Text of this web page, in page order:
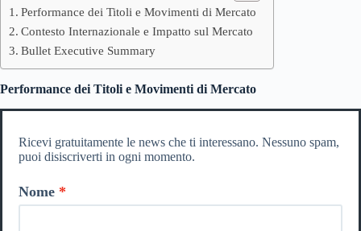
Performance dei Titoli e Movimenti di Mercato
Contesto Internazionale e Impatto sul Mercato
Bullet Executive Summary
Performance dei Titoli e Movimenti di Mercato
Ricevi gratuitamente le news che ti interessano. Nessuno spam,
puoi disiscriverti in ogni momento.
Nome